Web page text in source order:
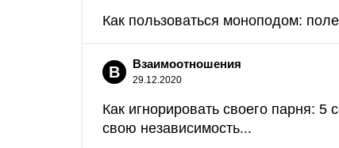
Как пользоваться моноподом:
В Взаимоотношения
29.12.2020
Как игнорировать своего парня: 5
свою независимость...